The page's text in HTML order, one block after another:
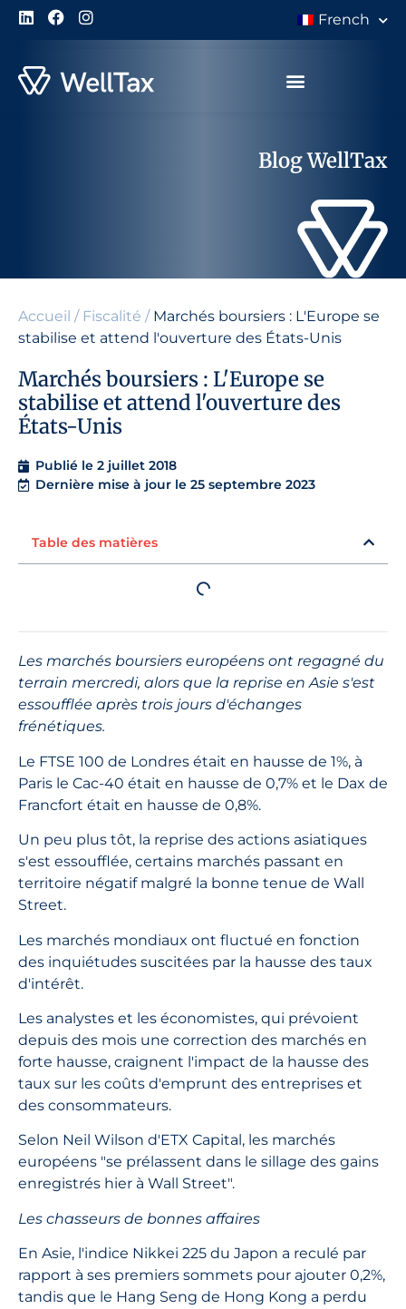
French
Blog WellTax
Accueil / Fiscalité / Marchés boursiers : L'Europe se
stabilise et attend l'ouverture des États-Unis
Marchés boursiers : L'Europe se
stabilise et attend l'ouverture des
États-Unis
Publié le 2 juillet 2018
Dernière mise à jour le 25 septembre 2023
Table des matières
Les marchés boursiers européens ont regagné du
terrain mercredi, alors que la reprise en Asie s'est
essoufflée après trois jours d'échanges
frénétiques.
Le FTSE 100 de Londres était en hausse de 1%, à
Paris le Cac-40 était en hausse de 0,7% et le Dax de
Francfort était en hausse de 0,8%.
Un peu plus tôt, la reprise des actions asiatiques
s'est essoufflée, certains marchés passant en
territoire négatif malgré la bonne tenue de Wall
Street.
Les marchés mondiaux ont fluctué en fonction
des inquiétudes suscitées par la hausse des taux
d'intérêt.
Les analystes et les économistes, qui prévoient
depuis des mois une correction des marchés en
forte hausse, craignent l'impact de la hausse des
taux sur les coûts d'emprunt des entreprises et
des consommateurs.
Selon Neil Wilson d'ETX Capital, les marchés
européens "se prélassent dans le sillage des gains
enregistrés hier à Wall Street".
Les chasseurs de bonnes affaires
En Asie, l'indice Nikkei 225 du Japon a reculé par
rapport à ses premiers sommets pour ajouter 0,2%,
tandis que le Hang Seng de Hong Kong a perdu